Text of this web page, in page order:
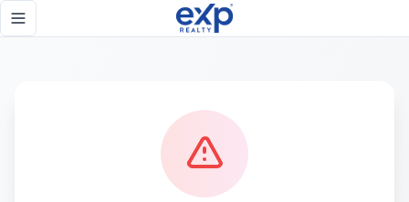
Toggle navigation menu
Página no encontrada - eXp Realty República Dominicana